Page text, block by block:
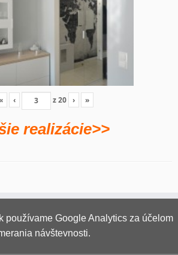
‹ z20 › »
realizácie>>
používame Google Analytics za účelom
návštevnosti.